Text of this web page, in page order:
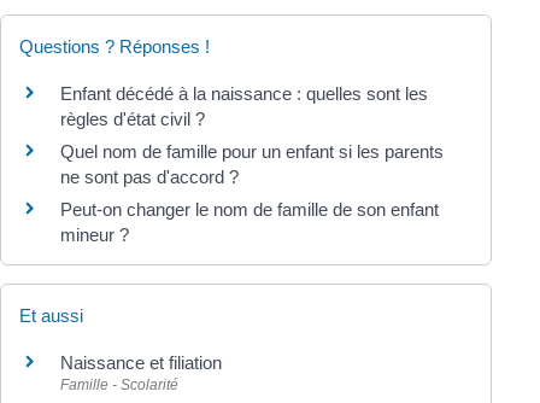
Questions ? Réponses !
Enfant décédé à la naissance : quelles sont les
règles d'état civil ?
Quel nom de famille pour un enfant si les parents
ne sont pas d'accord ?
Peut-on changer le nom de famille de son enfant
mineur ?
Et aussi
Naissance et filiation
Famille - Scolarité